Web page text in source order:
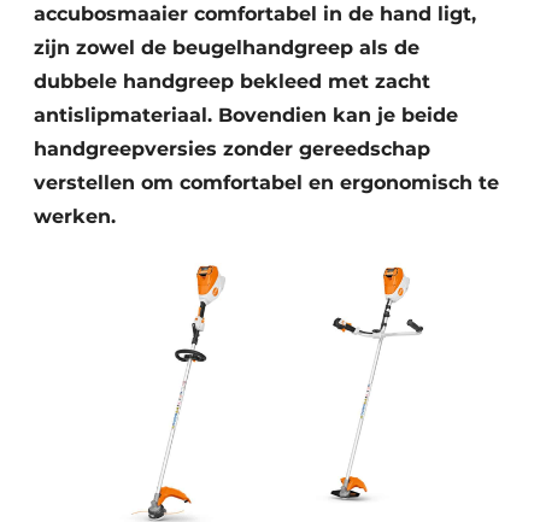
accubosmaaier comfortabel in de hand ligt,
zijn zowel de beugelhandgreep als de
dubbele handgreep bekleed met zacht
antislipmateriaal. Bovendien kan je beide
handgreepversies zonder gereedschap
verstellen om comfortabel en ergonomisch te
werken.